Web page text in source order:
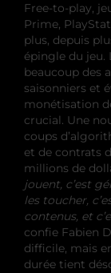
Free-to-play,
Prime,
plus, depuis
épingle du jeu.
beaucoup des
saisonniers et
monétisation
crucial. Une
coups
et de contrats
millions de
jouent, c’est
les toucher,
contenus, et
confie Fabien
difficile, mais
durée tient